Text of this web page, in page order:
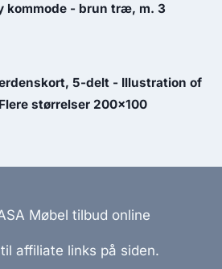
kommode - brun træ, m. 3
5-delt - Illustration of
størrelser 200x100
Møbel tilbud online
affiliate links på siden.